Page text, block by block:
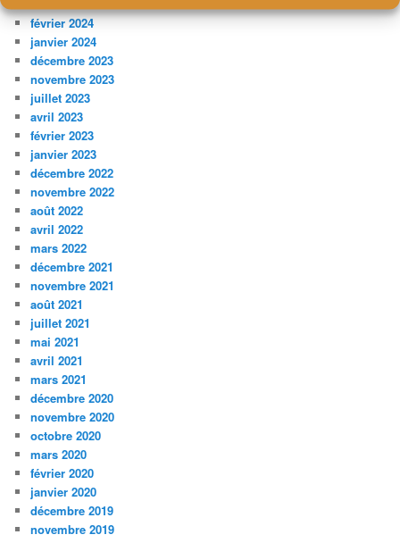
février 2024
janvier 2024
décembre 2023
novembre 2023
juillet 2023
avril 2023
février 2023
janvier 2023
décembre 2022
novembre 2022
août 2022
avril 2022
mars 2022
décembre 2021
novembre 2021
août 2021
juillet 2021
mai 2021
avril 2021
mars 2021
décembre 2020
novembre 2020
octobre 2020
mars 2020
février 2020
janvier 2020
décembre 2019
novembre 2019